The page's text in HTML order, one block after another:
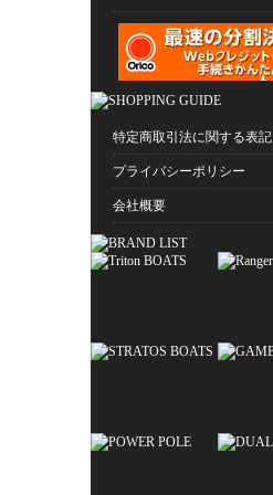
特定商取引法に関する表記
プライバシーポリシー
会社概要